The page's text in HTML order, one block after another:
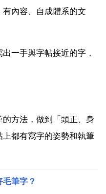
內容、自成體系的文
一手與字帖接近的字，
方法，做到「頭正、身
都有寫字的姿勢和執筆
筆字？